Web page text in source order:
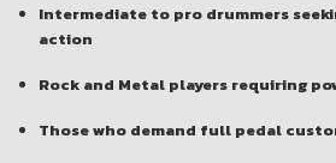
Intermediate to pro drummers
action
Rock and Metal players requiring
Those who demand full pedal